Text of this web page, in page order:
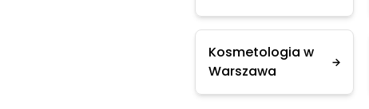
Kosmetologia w
Warszawa